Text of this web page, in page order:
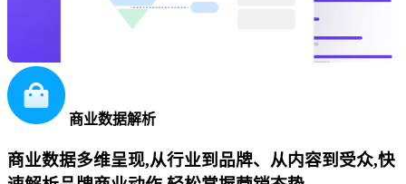
商业数据解析
商业数据多维呈现,从行业到品牌、从内容到受众,快